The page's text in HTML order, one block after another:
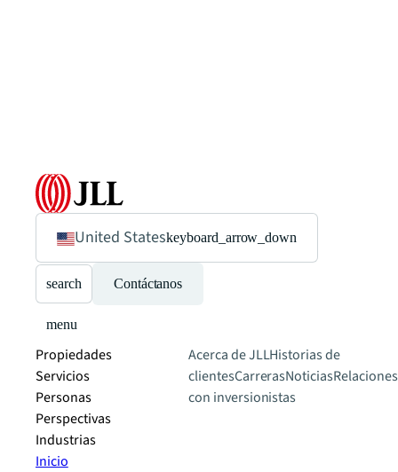
United Stateskeyboard_arrow_down
search Contáctanos
menu
Propiedades
Servicios
Personas
Perspectivas
Industrias
Acerca de JLLHistorias de
clientesCarrerasNoticiasRelaciones
con inversionistas
Inicio